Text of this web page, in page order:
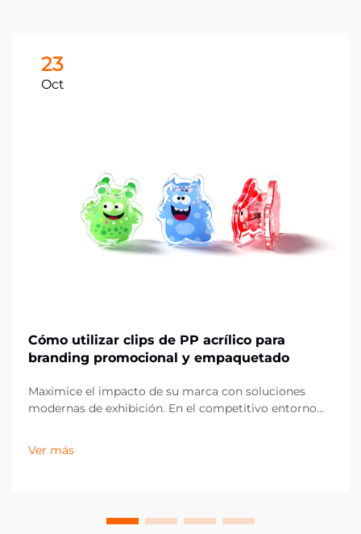
23
Oct
Cómo utilizar clips de PP acrílico para
branding promocional y empaquetado
Maximice el impacto de su marca con soluciones
modernas de exhibición. En el competitivo entorno
pequeños detalles pueden marcar la mayor diferencia
en la presentación de la marca. Los clips acrílicos PP
Ver más